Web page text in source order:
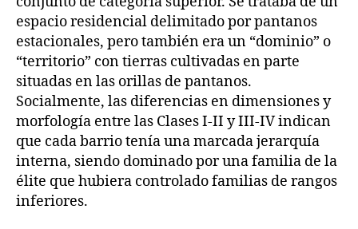
espacio residencial delimitado por pantanos
estacionales, pero también era un “dominio” o
“territorio” con tierras cultivadas en parte
situadas en las orillas de pantanos.
Socialmente, las diferencias en dimensiones y
morfología entre las Clases I-II y III-IV indican
que cada barrio tenía una marcada jerarquía
interna, siendo dominado por una familia de la
élite que hubiera controlado familias de rangos
inferiores.